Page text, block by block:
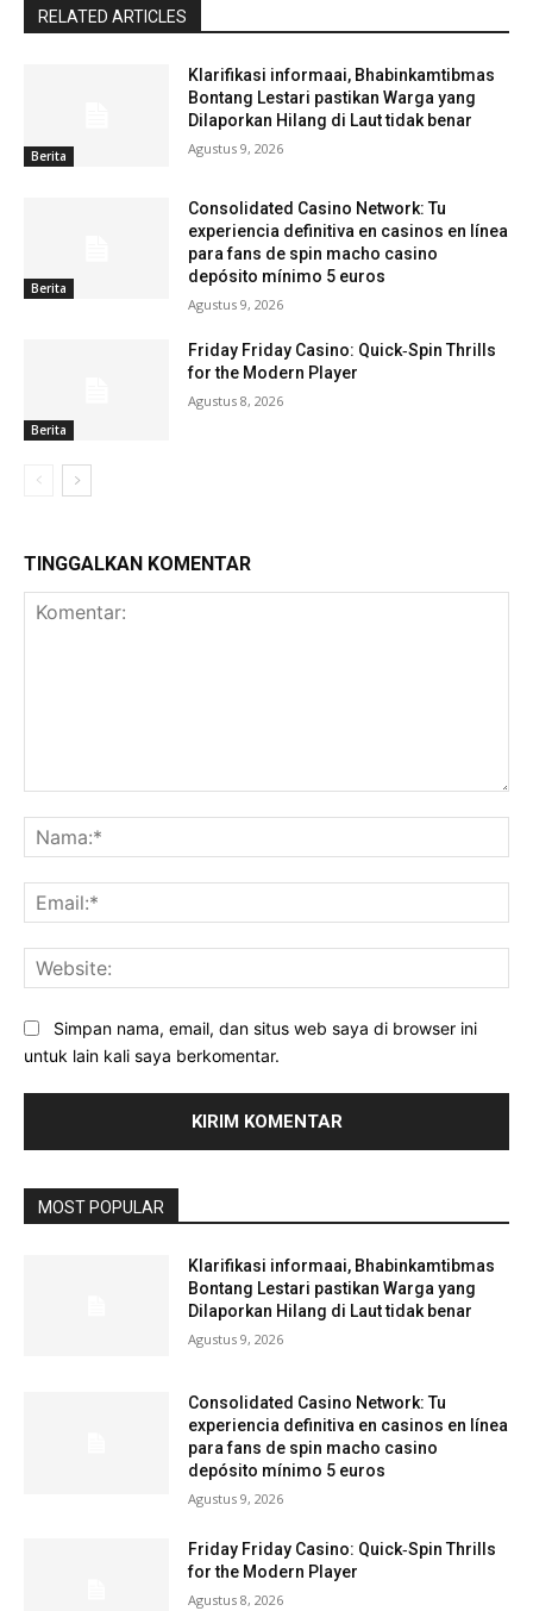
RELATED ARTICLES
Berita
Klarifikasi informaai, Bhabinkamtibmas
Bontang Lestari pastikan Warga yang
Dilaporkan Hilang di Laut tidak benar
Agustus 9, 2026
Berita
Consolidated Casino Network: Tu
experiencia definitiva en casinos en línea
para fans de spin macho casino
depósito mínimo 5 euros
Agustus 9, 2026
Berita
Friday Friday Casino: Quick‑Spin Thrills
for the Modern Player
Agustus 8, 2026
TINGGALKAN KOMENTAR
Simpan nama, email, dan situs web saya di browser ini
untuk lain kali saya berkomentar.
MOST POPULAR
Klarifikasi informaai, Bhabinkamtibmas
Bontang Lestari pastikan Warga yang
Dilaporkan Hilang di Laut tidak benar
Agustus 9, 2026
Consolidated Casino Network: Tu
experiencia definitiva en casinos en línea
para fans de spin macho casino
depósito mínimo 5 euros
Agustus 9, 2026
Friday Friday Casino: Quick‑Spin Thrills
for the Modern Player
Agustus 8, 2026